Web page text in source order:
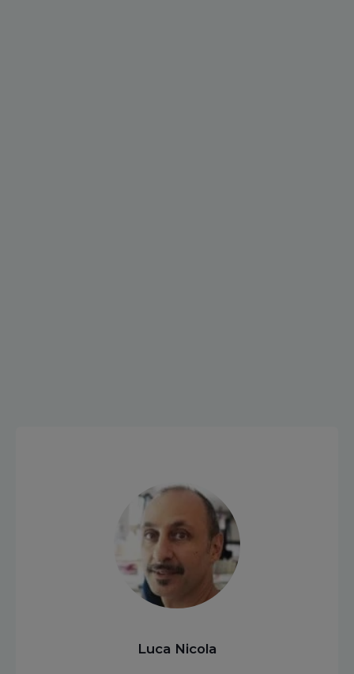
Luca Nicola